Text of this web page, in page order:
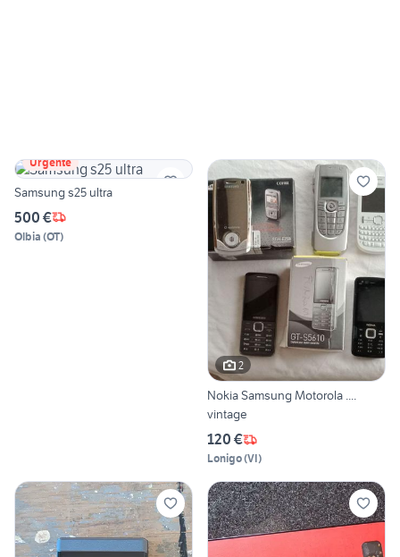
Urgente
Samsung s25 ultra
500 €
Olbia (OT)
2
Nokia Samsung Motorola ....
vintage
120 €
Lonigo(VI)